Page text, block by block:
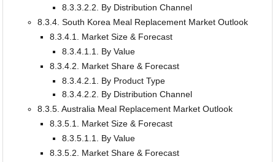
8.3.3.2.2. By Distribution Channel
8.3.4. South Korea Meal Replacement Market Outlook
8.3.4.1. Market Size & Forecast
8.3.4.1.1. By Value
8.3.4.2. Market Share & Forecast
8.3.4.2.1. By Product Type
8.3.4.2.2. By Distribution Channel
8.3.5. Australia Meal Replacement Market Outlook
8.3.5.1. Market Size & Forecast
8.3.5.1.1. By Value
8.3.5.2. Market Share & Forecast